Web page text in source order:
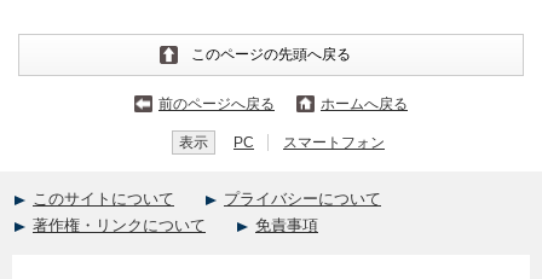
このページの先頭へ戻る
前のページへ戻る ホームへ戻る
表示 PC スマートフォン
このサイトについて
プライバシーについて
著作権・リンクについて
免責事項